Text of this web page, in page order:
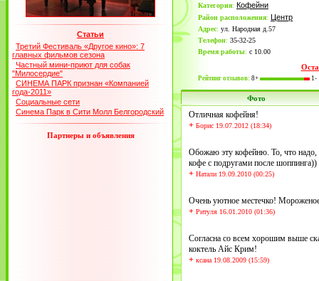
Статьи
Третий Фестиваль «Другое кино»: 7
главных фильмов сезона
Частный мини-приют для собак
"Милосердие"
СИНЕМА ПАРК признан «Компанией
года-2011»
Социальные сети
Синема Парк в Сити Молл Белгородский
Партнеры и объявления
Категория: Кофейни
Район расположения: Центр
Адрес: ул. Народная д.57
Телефон: 35-32-25
Время работы: с 10.00
Рейтинг отзывов: 8+ 1-
Фото
Отличная кофейня!
+ Борис 19.07.2012 (18:34)
Обожаю эту кофейню. То, что надо,
кофе с подругами после шоппинга))
+ Натали 19.09.2010 (00:25)
Очень уютное местечко!
+ Ритуля 16.01.2010 (01:36)
Согласна со всем хорошим выше
коктель Айс Крим!
+ ксана 19.08.2009 (15:59)